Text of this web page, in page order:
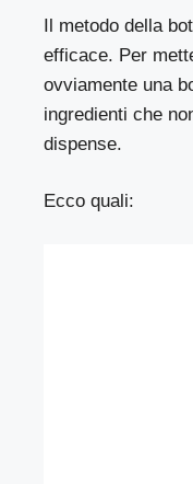
Il metodo della
efficace. Per
ovviamente una
ingredienti che
dispense.
Ecco quali: